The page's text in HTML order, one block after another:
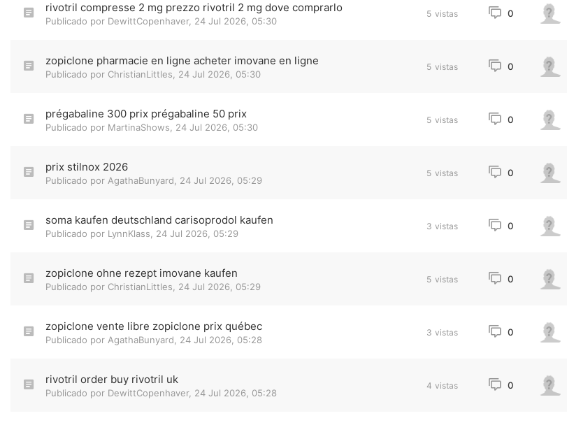
rivotril compresse 2 mg prezzo rivotril 2 mg dove comprarlo
Publicado por DewittCopenhaver, 24 Jul 2026, 05:30
5 vistas 0
zopiclone pharmacie en ligne acheter imovane en ligne
Publicado por ChristianLittles 24 Jul 2026, 05:30
5 vistas 0
prégabaline 300 prix prégabaline 50 prix
Publicado por MartinaShows 24 Jul 2026, 05:30
5 vistas 0
prix stilnox 2026
Publicado por AgathaBunyard 24 Jul 2026, 05:29
5 vistas 0
soma kaufen deutschland carisoprodol kaufen
Publicado por LynnKlass 24 Jul 2026, 05:29
3 vistas 0
zopiclone ohne rezept imovane kaufen
Publicado por ChristianLittles 24 Jul 2026, 05:29
5 vistas 0
zopiclone vente libre zopiclone prix québec
Publicado por AgathaBunyard 24 Jul 2026, 05:28
3 vistas 0
rivotril order buy rivotril uk
Publicado por DewittCopenhaver, 24 Jul 2026, 05:28
4 vistas 0